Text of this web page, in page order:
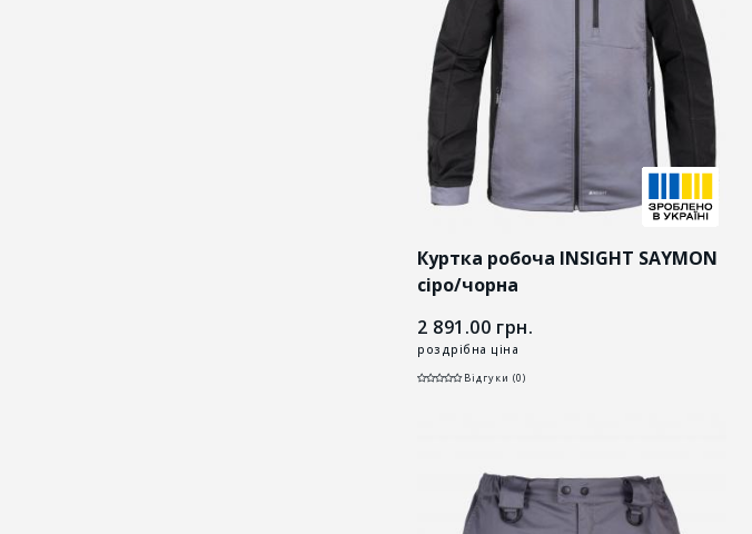
Куртка робоча INSIGHT SAYMON
cіро/чорна
2 891.00 грн.
роздрібна ціна
Відгуки (0)